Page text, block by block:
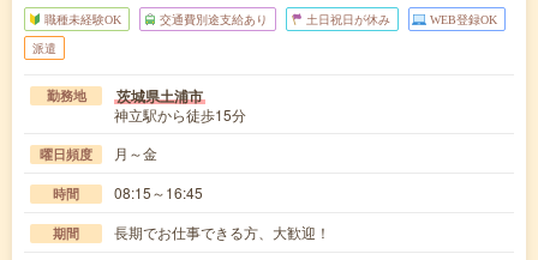
職種未経験OK 交通費別途支給あり 土日祝日が休み WEB登録OK
派遣
勤務地 茨城県土浦市
神立駅から徒歩15分
曜日頻度 月～金
時間 08:15～16:45
期間 長期でお仕事できる方、大歓迎！